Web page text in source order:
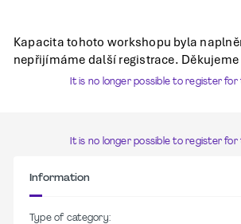
Kapacita tohoto workshopu byla
nepřijímáme další registrace.
It is no longer possible to register
It is no longer possible to register
Information
Type of category: